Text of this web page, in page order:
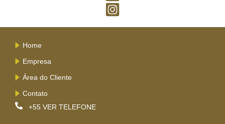
Home
Empresa
Área do Cliente
Contato
+55 VER TELEFONE